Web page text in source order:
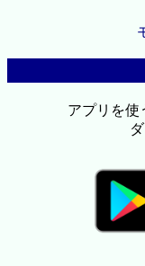
アプリを使